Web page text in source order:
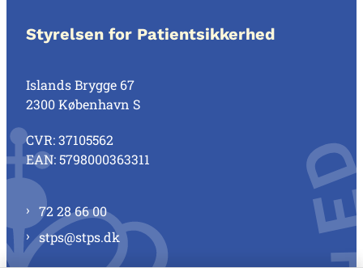
Styrelsen for Patientsikkerhed
Islands Brygge 67
2300 København S
CVR: 37105562
EAN: 5798000363311
72 28 66 00
stps@stps.dk